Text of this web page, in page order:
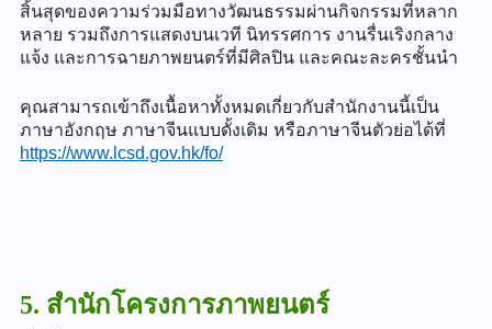
สิ้นสุดของความร่วมมือทางวัฒนธรรมผ่านกิจกรรมที่หลาก
หลาย รวมถึงการแสดงบนเวที นิทรรศการ งานรื่นเริงกลาง
แจ้ง และการฉายภาพยนตร์ที่มีศิลปิน และคณะละครชั้นนำ
คุณสามารถเข้าถึงเนื้อหาทั้งหมดเกี่ยวกับสำนักงานนี้เป็น
ภาษาอังกฤษ ภาษาจีนแบบดั้งเดิม หรือภาษาจีนตัวย่อได้ที่
https://www.lcsd.gov.hk/fo/
5. สำนักโครงการภาพยนตร์